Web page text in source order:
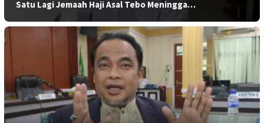
Satu Lagi Jemaah Haji Asal Tebo Meningga…